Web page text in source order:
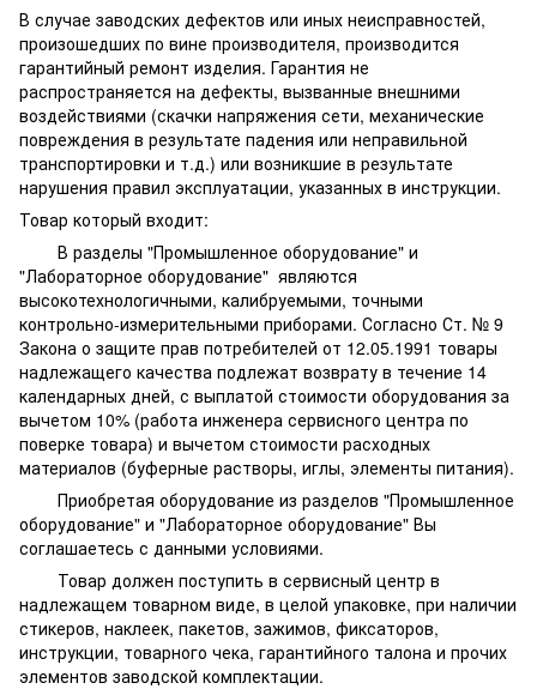
В случае заводских дефектов или иных неисправностей,
произошедших по вине производителя, производится
гарантийный ремонт изделия. Гарантия не
распространяется на дефекты, вызванные внешними
воздействиями (скачки напряжения сети, механические
повреждения в результате падения или неправильной
транспортировки и т.д.) или возникшие в результате
нарушения правил эксплуатации, указанных в инструкции.
Товар который входит:
В разделы "Промышленное оборудование" и
"Лабораторное оборудование" являются
высокотехнологичными, калибруемыми, точными
контрольно-измерительными приборами. Согласно Ст. № 9
Закона о защите прав потребителей от 12.05.1991 товары
надлежащего качества подлежат возврату в течение 14
календарных дней, с выплатой стоимости оборудования за
вычетом 10% (работа инженера сервисного центра по
поверке товара) и вычетом стоимости расходных
материалов (буферные растворы, иглы, элементы питания).
Приобретая оборудование из разделов "Промышленное
оборудование" и "Лабораторное оборудование" Вы
соглашаетесь с данными условиями.
Товар должен поступить в сервисный центр в
надлежащем товарном виде, в целой упаковке, при наличии
стикеров, наклеек, пакетов, зажимов, фиксаторов,
инструкции, товарного чека, гарантийного талона и прочих
элементов заводской комплектации.